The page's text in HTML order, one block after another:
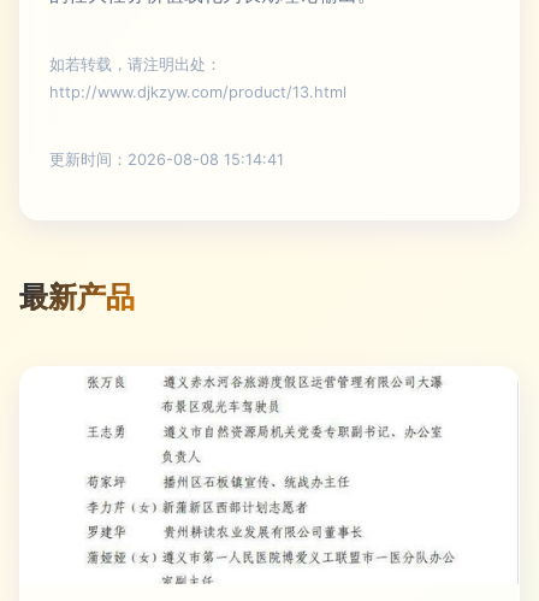
如若转载，请注明出处：
http://www.djkzyw.com/product/13.html
更新时间：2026-08-08 15:14:41
最新产品